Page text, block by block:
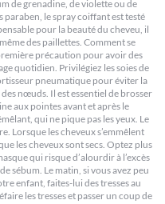
de grenadine, de violette ou de
le spray coiffant est testé
pour la beauté du cheveu, il
des paillettes. Comment se
précaution pour avoir des
quotidien. Privilégiez les soies de
pneumatique pour éviter la
nœuds. Il est essentiel de brosser
aux pointes avant et après le
qui ne pique pas les yeux. Le
Lorsque les cheveux s’emmêlent
les cheveux sont secs. Optez plus
qui risque d’alourdir à l’excès
sébum. Le matin, si vous avez peu
enfant, faites-lui des tresses au
les tresses et passer un coup de